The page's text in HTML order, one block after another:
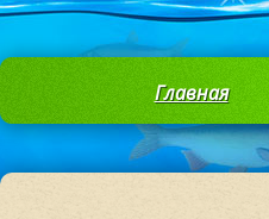
Главная